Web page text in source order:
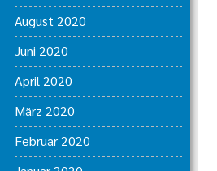
August 2020
Juni 2020
April 2020
März 2020
Februar 2020